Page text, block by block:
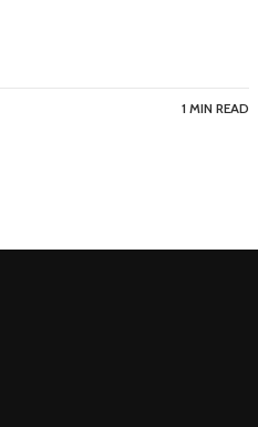
1 MIN READ